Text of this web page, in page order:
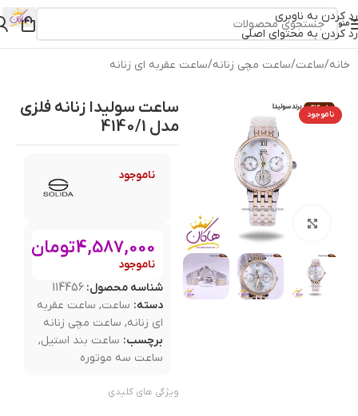
رد کردن به ناوبری
رد کردن به محتوای اصلی
منو
خانه/ساعت/ساعت مچی زنانه/ساعت عقربه ای زنانه
ناموجود
بزرگنمایی تصویر
ساعت سولیدا زنانه فلزی
مدل 4140/1
ناموجود
4,587,000تومان
ناموجود
شناسه محصول: 114456
دسته: ساعت, ساعت عقربه
ای زنانه, ساعت مچی زنانه
برچسب: ساعت بند استیل,
ساعت سه موتوره
ویژگی های کلیدی